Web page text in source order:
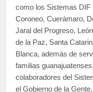
como los Sistemas DIF
Coroneo, Cuerámaro,
Jaral del Progreso,
de la Paz, Santa
Blanca, además de
familias
colaboradores del
el Gobierno de la